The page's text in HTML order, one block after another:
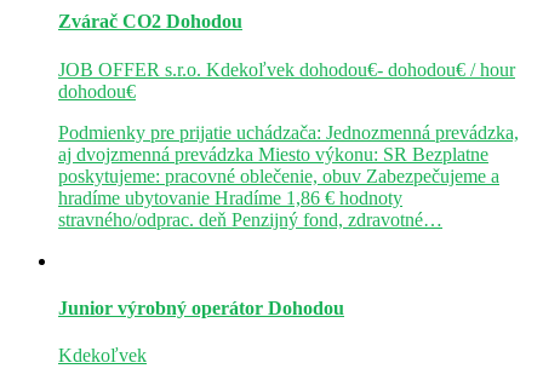
Zvárač CO2 Dohodou
JOB OFFER s.r.o. Kdekoľvek dohodou€- dohodou€ / hour
dohodou€
Podmienky pre prijatie uchádzača: Jednozmenná prevádzka,
aj dvojzmenná prevádzka Miesto výkonu: SR Bezplatne
poskytujeme: pracovné oblečenie, obuv Zabezpečujeme a
hradíme ubytovanie Hradíme 1,86 € hodnoty
stravného/odprac. deň Penzijný fond, zdravotné…
Junior výrobný operátor Dohodou
Kdekoľvek